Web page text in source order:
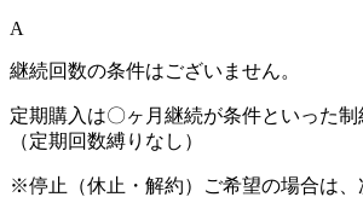
A
継続回数の条件はございません。
定期購入は〇ヶ月継続が条件といった制
（定期回数縛りなし）
※停止（休止・解約）ご希望の場合は、